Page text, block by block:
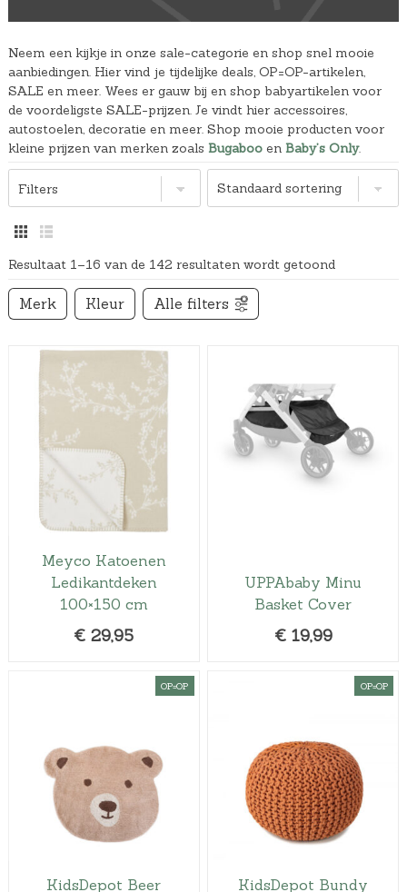
Neem een kijkje in onze sale-categorie en shop snel mooie
aanbiedingen. Hier vind je tijdelijke deals, OP=OP-artikelen,
SALE en meer. Wees er gauw bij en shop babyartikelen voor
de voordeligste SALE-prijzen. Je vindt hier accessoires,
autostoelen, decoratie en meer. Shop mooie producten voor
kleine prijzen van merken zoals Bugabooen Baby’s Only.
Filters
Resultaat 1–16 van de 142 resultaten wordt getoond
Merk Kleur Alle filters
Meyco Katoenen
Ledikantdeken
100×150 cm
€ 29,95
UPPAbaby Minu
Basket Cover
€ 19,99
OP=OP
KidsDepot Beer
OP=OP
KidsDepot Bundy